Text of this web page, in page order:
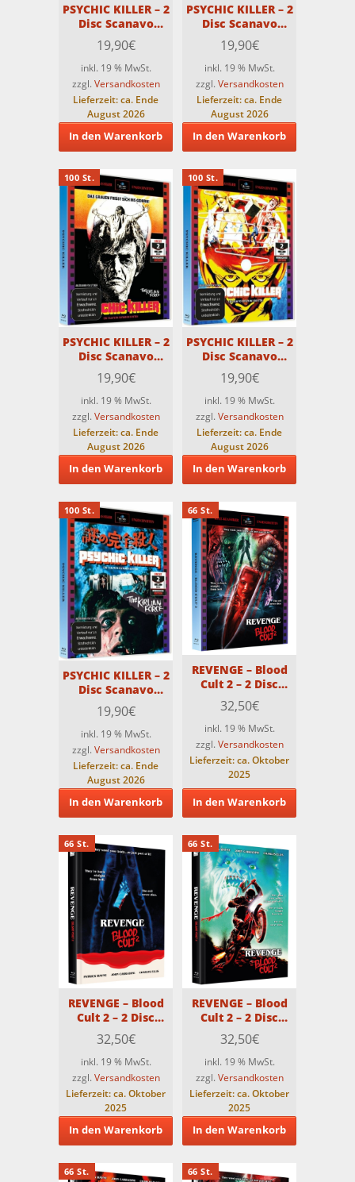
PSYCHIC KILLER – 2
Disc Scanavo
Edition – COVER 1 –
Limitiert auf nur
100 St.
19,90€
inkl. 19 % MwSt.
zzgl. Versandkosten
Lieferzeit:ca. Ende
August 2026
In den Warenkorb
PSYCHIC KILLER – 2
Disc Scanavo
Edition – COVER 2 –
Limitiert auf nur
100 St.
19,90€
inkl. 19 % MwSt.
zzgl. Versandkosten
Lieferzeit:ca. Ende
August 2026
In den Warenkorb
100 St.
PSYCHIC KILLER – 2
Disc Scanavo
Edition – COVER 3 –
Limitiert auf nur
100 St.
19,90€
inkl. 19 % MwSt.
zzgl. Versandkosten
Lieferzeit:ca. Ende
August 2026
In den Warenkorb
100 St.
PSYCHIC KILLER – 2
Disc Scanavo
Edition – COVER 4 –
Limitiert auf nur
100 St.
19,90€
inkl. 19 % MwSt.
zzgl. Versandkosten
Lieferzeit:ca. Ende
August 2026
In den Warenkorb
100 St.
PSYCHIC KILLER – 2
Disc Scanavo
Edition – COVER 5 –
Limitiert auf nur
100 St.
19,90€
inkl. 19 % MwSt.
zzgl. Versandkosten
Lieferzeit:ca. Ende
August 2026
In den Warenkorb
66 St.
REVENGE – Blood
Cult 2 – 2 Disc
Premium
Medienbuch –
Cover A – Limitiert
auf 66 Stück
32,50€
inkl. 19 % MwSt.
zzgl. Versandkosten
Lieferzeit:ca. Oktober
2025
In den Warenkorb
66 St.
REVENGE – Blood
Cult 2 – 2 Disc
Premium
Medienbuch –
Cover B – Limitiert
auf 66 Stück
32,50€
inkl. 19 % MwSt.
zzgl. Versandkosten
Lieferzeit:ca. Oktober
2025
In den Warenkorb
66 St.
REVENGE – Blood
Cult 2 – 2 Disc
Premium
Medienbuch –
Cover C – Limitiert
auf 66 Stück
32,50€
inkl. 19 % MwSt.
zzgl. Versandkosten
Lieferzeit:ca. Oktober
2025
In den Warenkorb
66 St. 66 St.